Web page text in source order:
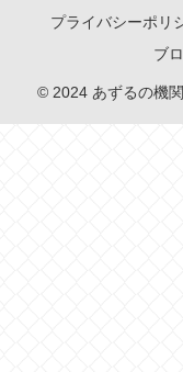
プライバシーポリ
ブ
© 2024 あずるの機